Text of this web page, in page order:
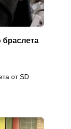
от SD